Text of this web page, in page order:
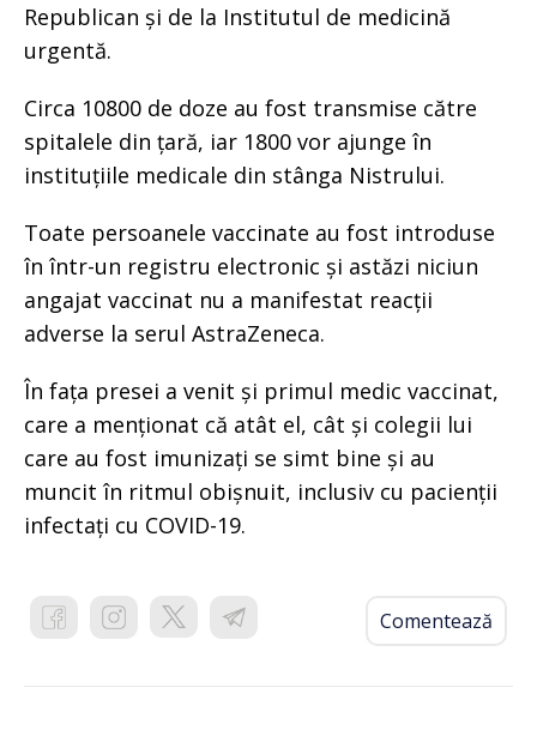
Republican și de la Institutul de medicină
urgentă.
Circa 10800 de doze au fost transmise către
spitalele din țară, iar 1800 vor ajunge în
instituțiile medicale din stânga Nistrului.
Toate persoanele vaccinate au fost introduse
în într-un registru electronic și astăzi niciun
angajat vaccinat nu a manifestat reacții
adverse la serul AstraZeneca.
În fața presei a venit și primul medic vaccinat,
care a menționat că atât el, cât și colegii lui
care au fost imunizați se simt bine și au
muncit în ritmul obișnuit, inclusiv cu pacienții
infectați cu COVID-19.
Comentează